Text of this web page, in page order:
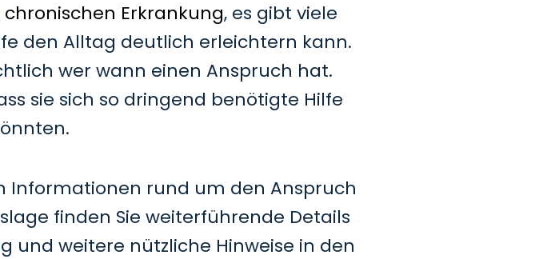
chronischen Erkrankung, es gibt viele
den Alltag deutlich erleichtern kann.
wer wann einen Anspruch hat.
sie sich so dringend benötigte Hilfe
Informationen rund um den Anspruch
finden Sie weiterführende Details
und weitere nützliche Hinweise in den